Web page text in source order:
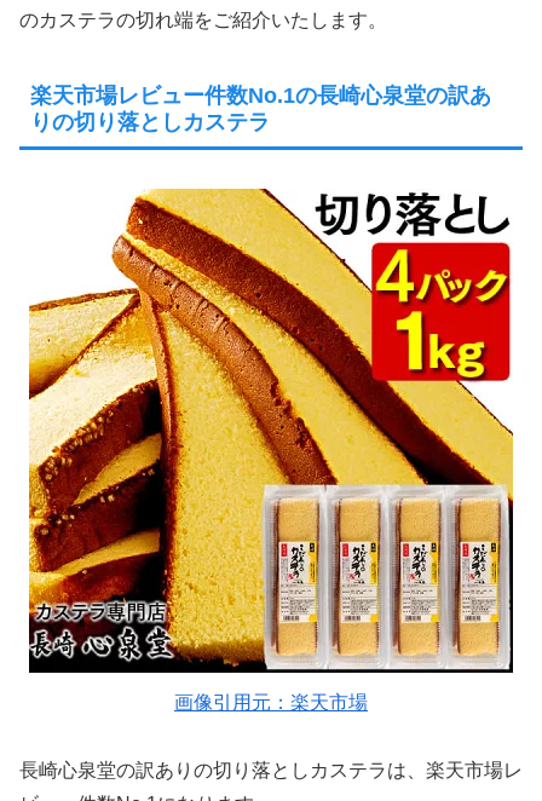
のカステラの切れ端をご紹介いたします。
楽天市場レビュー件数No.1の長崎心泉堂の訳あ
りの切り落としカステラ
画像引用元：楽天市場
長崎心泉堂の訳ありの切り落としカステラは、楽天市場レ